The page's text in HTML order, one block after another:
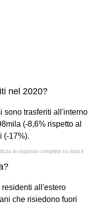
nel 2020?
sono trasferiti all'interno
(-8,6% rispetto al
(-17%).
la risposta completa su istat.it
all'estero
che risiedono fuori